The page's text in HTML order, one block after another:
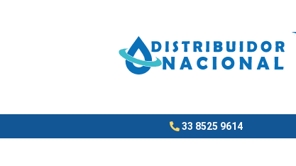
33 8525 9614